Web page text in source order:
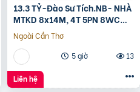
13.3 TỶ-Đào Sư Tích.NB- NHÀ
MTKD 8x14M, 4T 5PN 8WC
FULL NỘI THẤT GỖ ĐỎ
Ngoài Cần Thơ
5 giờ
13
Liên hệ